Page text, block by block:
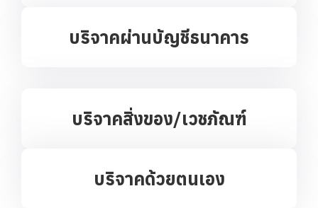
บริจาคผ่านบัญชีธนาคาร
บริจาคสิ่งของ/เวชภัณฑ์
บริจาคด้วยตนเอง